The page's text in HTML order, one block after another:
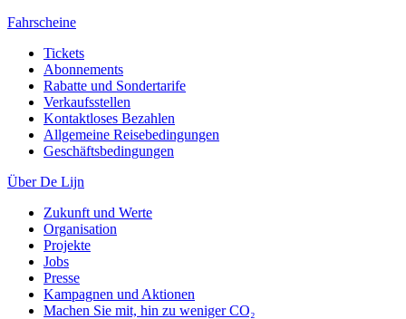
Fahrscheine
Tickets
Abonnements
Rabatte und Sondertarife
Verkaufsstellen
Kontaktloses Bezahlen
Allgemeine Reisebedingungen
Geschäftsbedingungen
Über De Lijn
Zukunft und Werte
Organisation
Projekte
Jobs
Presse
Kampagnen und Aktionen
Machen Sie mit, hin zu weniger CO₂